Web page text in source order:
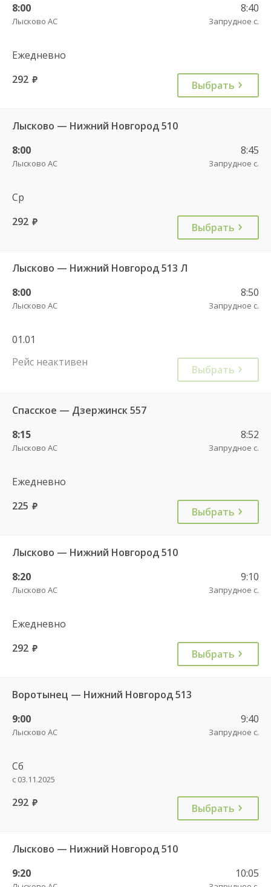
8:00
Лысково АС
8:40
Запрудное с.
Ежедневно
292 руб. Выбрать
Лысково — Нижний Новгород 510
8:00
Лысково АС
8:45
Запрудное с.
Ср
292 руб. Выбрать
Лысково — Нижний Новгород 513 Л
8:00
Лысково АС
8:50
Запрудное с.
01.01
Рейс неактивен
Выбрать
Спасское — Дзержинск 557
8:15
Лысково АС
8:52
Запрудное с.
Ежедневно
225 руб. Выбрать
Лысково — Нижний Новгород 510
8:20
Лысково АС
9:10
Запрудное с.
Ежедневно
292 руб. Выбрать
Воротынец — Нижний Новгород 513
9:00
Лысково АС
9:40
Запрудное с.
Сб
с 03.11.2025
292 руб. Выбрать
Лысково — Нижний Новгород 510
9:20
10:05